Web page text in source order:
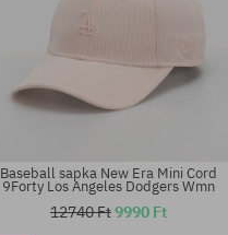
Baseball sapka New Era Mini Cord
9Forty Los Angeles Dodgers Wmn
12740 Ft9990 Ft